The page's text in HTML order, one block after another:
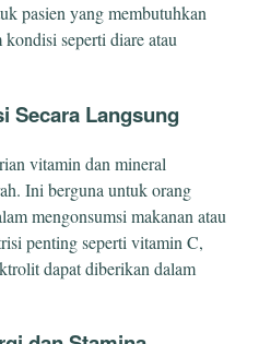
pasien yang membutuhkan
seperti diare atau
Secara Langsung
vitamin dan mineral
Ini berguna untuk orang
mengonsumsi makanan atau
penting seperti vitamin C,
dapat diberikan dalam